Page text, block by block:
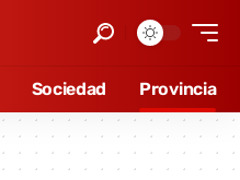
Sociedad Provincia